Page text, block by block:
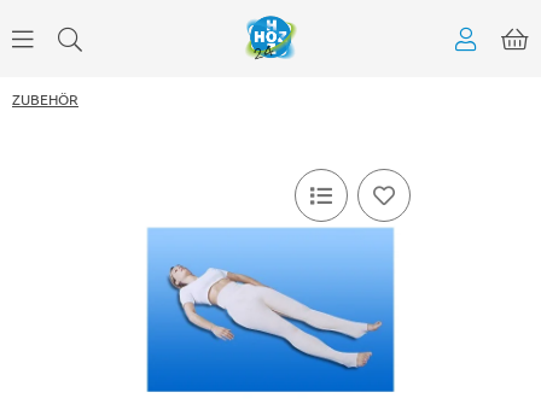
ZUBEHÖR